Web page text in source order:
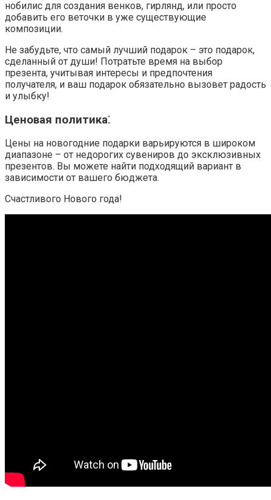
нобилис для создания венков, гирлянд, или просто
добавить его веточки в уже существующие
композиции.
Не забудьте, что самый лучший подарок – это подарок,
сделанный от души! Потратьте время на выбор
презента, учитывая интересы и предпочтения
получателя, и ваш подарок обязательно вызовет радость
и улыбку!
Ценовая политика⁚
Цены на новогодние подарки варьируются в широком
диапазоне – от недорогих сувениров до эксклюзивных
презентов. Вы можете найти подходящий вариант в
зависимости от вашего бюджета.
Счастливого Нового года!